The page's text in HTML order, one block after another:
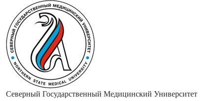
Северный Государственный Медицинский Университет